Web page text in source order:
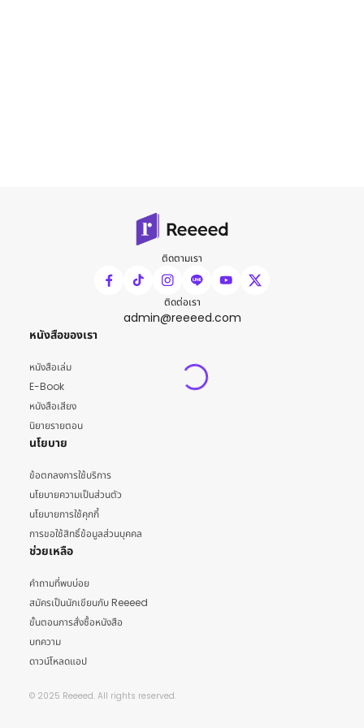
ติดตามเรา
ติดต่อเรา
admin@reeeed.com
หนังสือของเรา
หนังสือเล่ม
E-Book
หนังสือเสียง
นิยายรายตอน
นโยบาย
ข้อตกลงการใช้บริการ
นโยบายความเป็นส่วนตัว
นโยบายการใช้คุกกี้
การขอใช้สิทธิ์ข้อมูลส่วนบุคคล
ช่วยเหลือ
คำถามที่พบบ่อย
สมัครเป็นนักเขียนกับ Reeeed
ขั้นตอนการสั่งซื้อหนังสือ
บทความ
ดาวน์โหลดแอป
© 2025 Reeeed. All rights reserved.